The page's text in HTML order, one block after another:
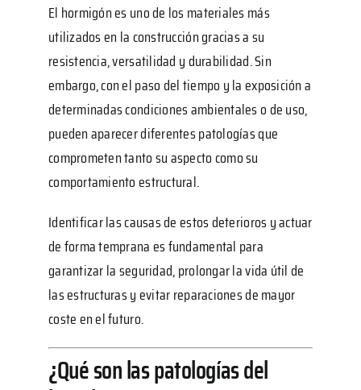
El hormigón es uno de los materiales más
utilizados en la construcción gracias a su
resistencia, versatilidad y durabilidad. Sin
embargo, con el paso del tiempo y la exposición a
determinadas condiciones ambientales o de uso,
pueden aparecer diferentes patologías que
comprometen tanto su aspecto como su
comportamiento estructural.
Identificar las causas de estos deterioros y actuar
de forma temprana es fundamental para
garantizar la seguridad, prolongar la vida útil de
las estructuras y evitar reparaciones de mayor
coste en el futuro.
¿Qué son las patologías del